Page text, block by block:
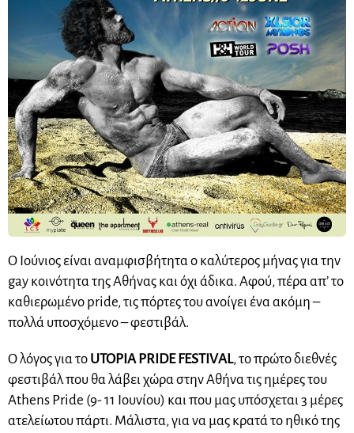
O Ιούνιος είναι αναμφισβήτητα ο καλύτερος μήνας για την
gay κοινότητα της Αθήνας και όχι άδικα. Αφού, πέρα απ’ το
καθιερωμένο pride, τις πόρτες του ανοίγει ένα ακόμη –
πολλά υποσχόμενο – φεστιβάλ.
Ο λόγος για το UTOPIA PRIDE FESTIVAL, το πρώτο διεθνές
φεστιβάλ που θα λάβει χώρα στην Αθήνα τις ημέρες του
Athens Pride (9- 11 Ιουνίου) και που μας υπόσχεται 3 μέρες
ατελείωτου πάρτι. Μάλιστα, για να μας κρατά το ηθικό της